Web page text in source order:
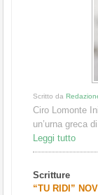
Scritto da
Ciro Lomonte
un’urna greca
Leggi tutto
Scritture
“TU RIDI”